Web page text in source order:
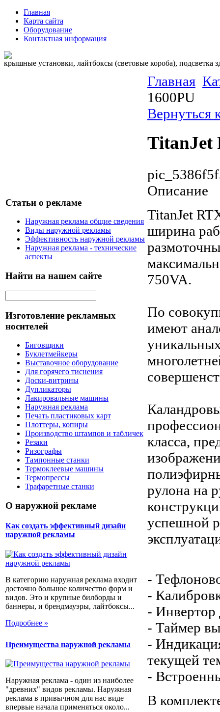
Главная
Карта сайта
Оборудование
Контактная информация
крышные установки, лайтбоксы (световые короба), подсветка
Статьи о рекламе
Наружная реклама общие сведения
Виды наружной рекламы
Эффективность наружной рекламы
Наружная реклама - технические
аспекты
Найти на нашем сайте
Изготовление рекламных
носителей
Биговщики
Буклетмейкеры
Выставочное оборудование
Для горячего тиснения
Доски-витрины
Дупликаторы
Лакировальные машины
Наружная реклама
Печать пластиковых карт
Плоттеры, копиры
Производство штампов и табличек
Резаки
Ризографы
Тампонные станки
Термоклеевые машины
Термопрессы
Трафаретные станки
О наружной рекламе
Как создать эффективный дизайн
наружной рекламы
В категорию наружная реклама входит
досточно большое количество форм и
видов. Это и крупные билборды и
баннеры, и брендмауэры, лайтбоксы...
Подробнее »
Преимущества наружной рекламы
Наружная реклама - один из наиболее
"древних" видов рекламы. Наружная
реклама в привычном для нас виде
впервые начала применяться около...
Главная
1600PU
Вернуться
TitanJet
Описание
TitanJet
ширина
750VA.
По
имеют
класса,
рулона на
успешной
-
-
- Инвертор
- Таймер
-
текущей
-
В